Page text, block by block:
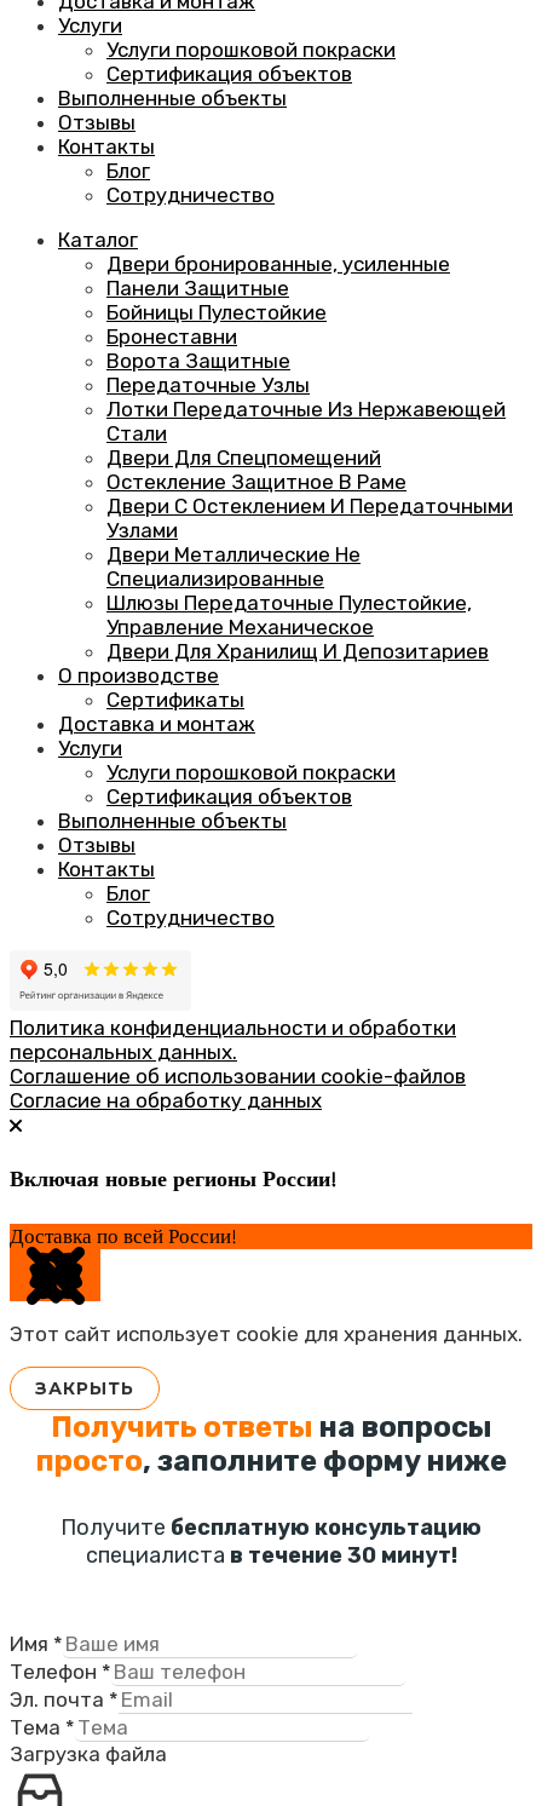
Услуги
Услуги порошковой покраски
Сертификация объектов
Выполненные объекты
Отзывы
Контакты
Блог
Сотрудничество
Каталог
Двери бронированные, усиленные
Панели Защитные
Бойницы Пулестойкие
Бронеставни
Ворота Защитные
Передаточные Узлы
Лотки Передаточные Из Нержавеющей
Стали
Двери Для Спецпомещений
Остекление Защитное В Раме
Двери С Остеклением И Передаточными
Узлами
Двери Металлические Не
Специализированные
Шлюзы Передаточные Пулестойкие,
Управление Механическое
Двери Для Хранилищ И Депозитариев
О производстве
Сертификаты
Доставка и монтаж
Услуги
Услуги порошковой покраски
Сертификация объектов
Выполненные объекты
Отзывы
Контакты
Блог
Сотрудничество
Политика конфиденциальности и обработки
персональных данных.
Соглашение об использовании cookie-файлов
Согласие на обработку данных
Включая новые регионы России!
Доставка по всей России!
Этот сайт использует cookie для хранения данных.
ЗАКРЫТЬ
Получить ответы на вопросы
просто, заполните форму ниже
Получите бесплатную консультацию
специалиста в течение 30 минут!
Имя *
Телефон *
Эл. почта *
Тема *
Загрузка файла